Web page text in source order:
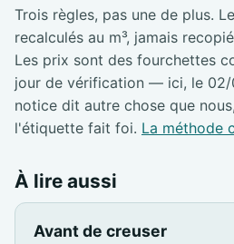
Trois règles, pas une de plus.
recalculés au m³, jamais
Les prix sont des fourchettes
jour de vérification — ici, le 02/
notice dit autre chose que
l'étiquette fait foi. La méthode
À lire aussi
Avant de creuser